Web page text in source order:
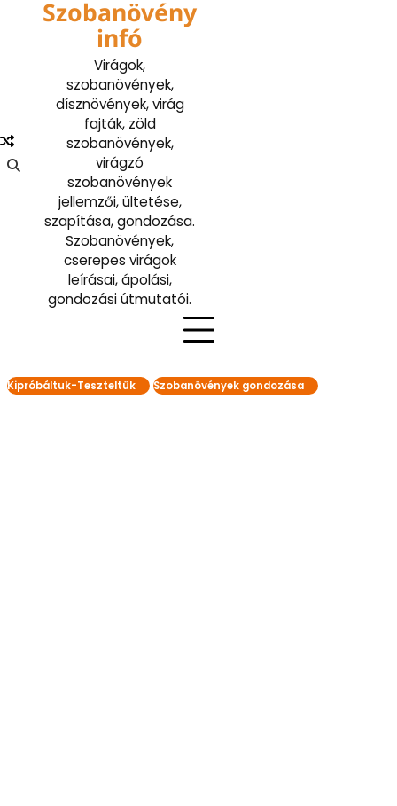
Szobanövény
infó
Virágok,
szobanövények,
dísznövények, virág
fajták, zöld
szobanövények,
virágzó
szobanövények
jellemzői, ültetése,
szapítása, gondozása.
Szobanövények,
cserepes virágok
leírásai, ápolási,
gondozási útmutatói.
Kipróbáltuk-Teszteltük Szobanövények gondozása